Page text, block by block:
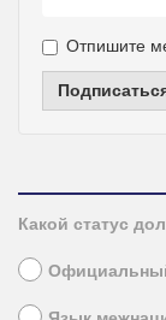
Отпишите
Какой статус